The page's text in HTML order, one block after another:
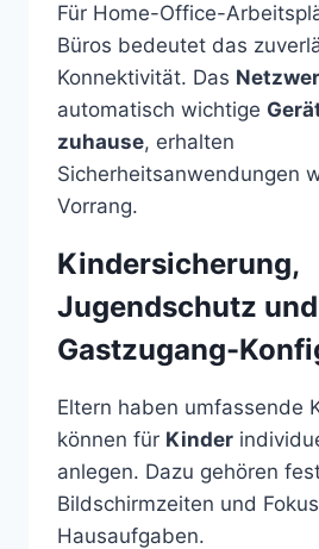
Für Home-Office-
Büros bedeutet das
Konnektivität. Das
automatisch wichtige
zuhause, erhalten
Sicherheitsanwendungen
Vorrang.
Kindersicherung,
Jugendschutz und
Gastzugang-
Eltern haben umfassende
können für Kinder
anlegen. Dazu gehören
Bildschirmzeiten und
Hausaufgaben.